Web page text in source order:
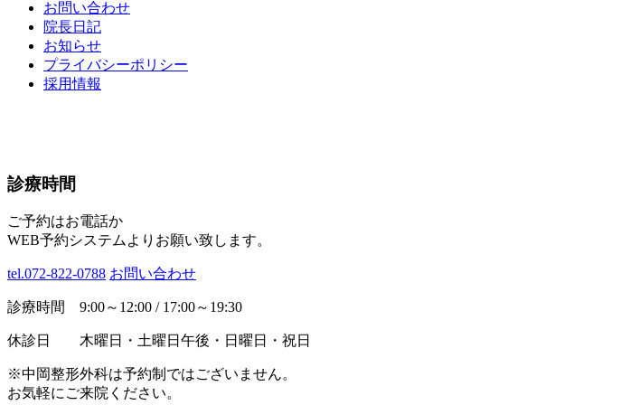
お問い合わせ
院長日記
お知らせ
プライバシーポリシー
採用情報
診療時間
ご予約はお電話か
WEB予約システムよりお願い致します。
tel.072-822-0788 お問い合わせ
診療時間 9:00～12:00 / 17:00～19:30
休診日 木曜日・土曜日午後・日曜日・祝日
※中岡整形外科は予約制ではございません。
お気軽にご来院ください。